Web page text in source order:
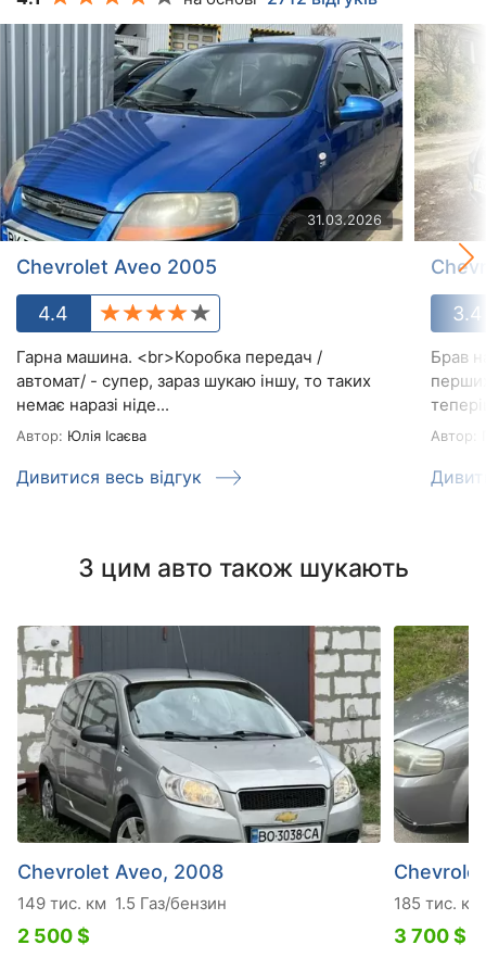
31.03.2026
Chevrolet Aveo 2005
4.4
Гарна машина. <br>Коробка передач /
автомат/ - супер, зараз шукаю іншу, то таких
немає наразі ніде...
Автор: Юлія Ісаєва
Дивитися весь відгук
3.4
Брав
Автор:
З цим авто також шукають
Chevrolet Aveo, 2008
149 тис. км 1.5 Газ/бензин
2 500 $
185 тис. км
3 700 $